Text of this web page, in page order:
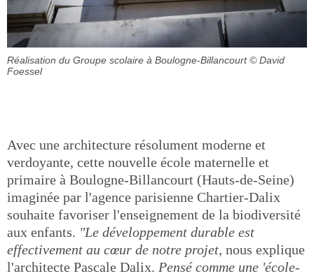
Réalisation du Groupe scolaire à Boulogne-Billancourt © David
Foessel
Avec une architecture résolument moderne et
verdoyante, cette nouvelle école maternelle et
primaire à Boulogne-Billancourt (Hauts-de-Seine)
imaginée par l'agence parisienne Chartier-Dalix
souhaite favoriser l'enseignement de la biodiversité
aux enfants. "Le développement durable est
effectivement au cœur de notre projet, nous explique
l'architecte Pascale Dalix. Pensé comme une 'école-